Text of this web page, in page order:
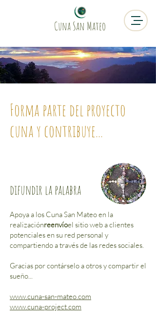
Cuna San Mateo
Forma parte del proyecto
cuna y contribuye...
difundir la palabra
Apoya a los Cuna San Mateo en la
realizaciónreenvíoel sitio web a clientes
potenciales en su red personal y
compartiendo a través de las redes sociales.
Gracias por contárselo a otros y compartir el
sueño...
www.cuna-san-mateo.com
www.cuna-project.com